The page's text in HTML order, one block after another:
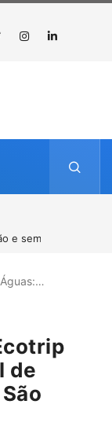
futuro por meio da
de